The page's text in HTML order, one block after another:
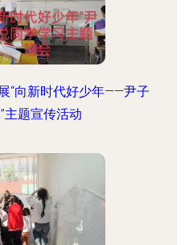
“向新时代好少年——尹子
主题宣传活动